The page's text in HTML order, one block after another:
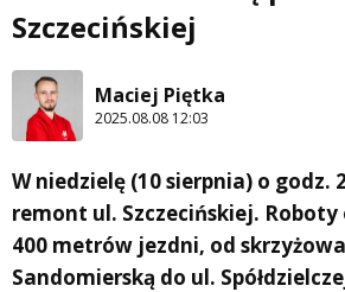
Szczecińskiej
Maciej Piętka
2025.08.08 12:03
W niedzielę (10 sierpnia) o godz.
remont ul. Szczecińskiej. Roboty
400 metrów jezdni, od
Sandomierską do ul.